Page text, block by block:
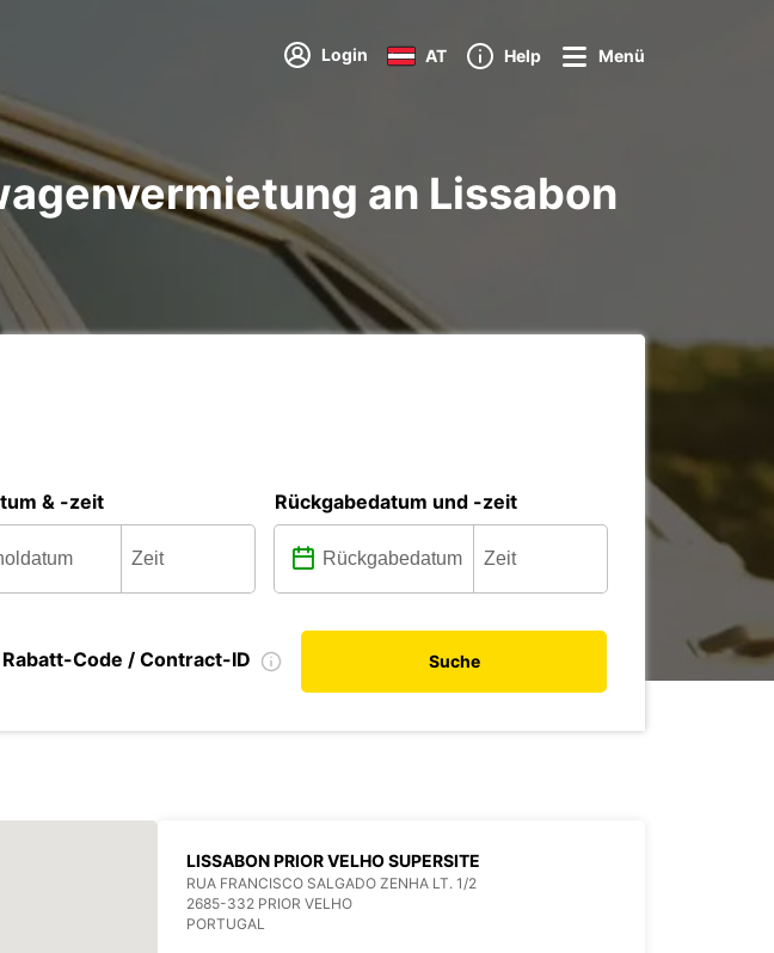
Login AT Help Menü
an Lissabon
& -zeit Rückgabedatum und -zeit
Rabatt-Code / Contract-ID Suche
LISSABON PRIOR VELHO SUPERSITE
RUA FRANCISCO SALGADO ZENHA LT. 1/2
2685-332 PRIOR VELHO
PORTUGAL